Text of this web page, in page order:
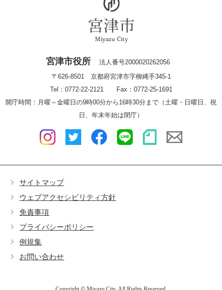
サイトマップ
ウェブアクセシビリティ方針
免責事項
プライバシーポリシー
例規集
お問い合わせ
宮津市役所
法人番号2000020262056
〒626-8501 京都府宮津市字柳縄手345-1
Tel：0772-22-2121 Fax：0772-25-1691
開庁時間：月曜～金曜日の9時00分から16時30分まで（土曜・日曜日、祝
日、年末年始は閉庁）